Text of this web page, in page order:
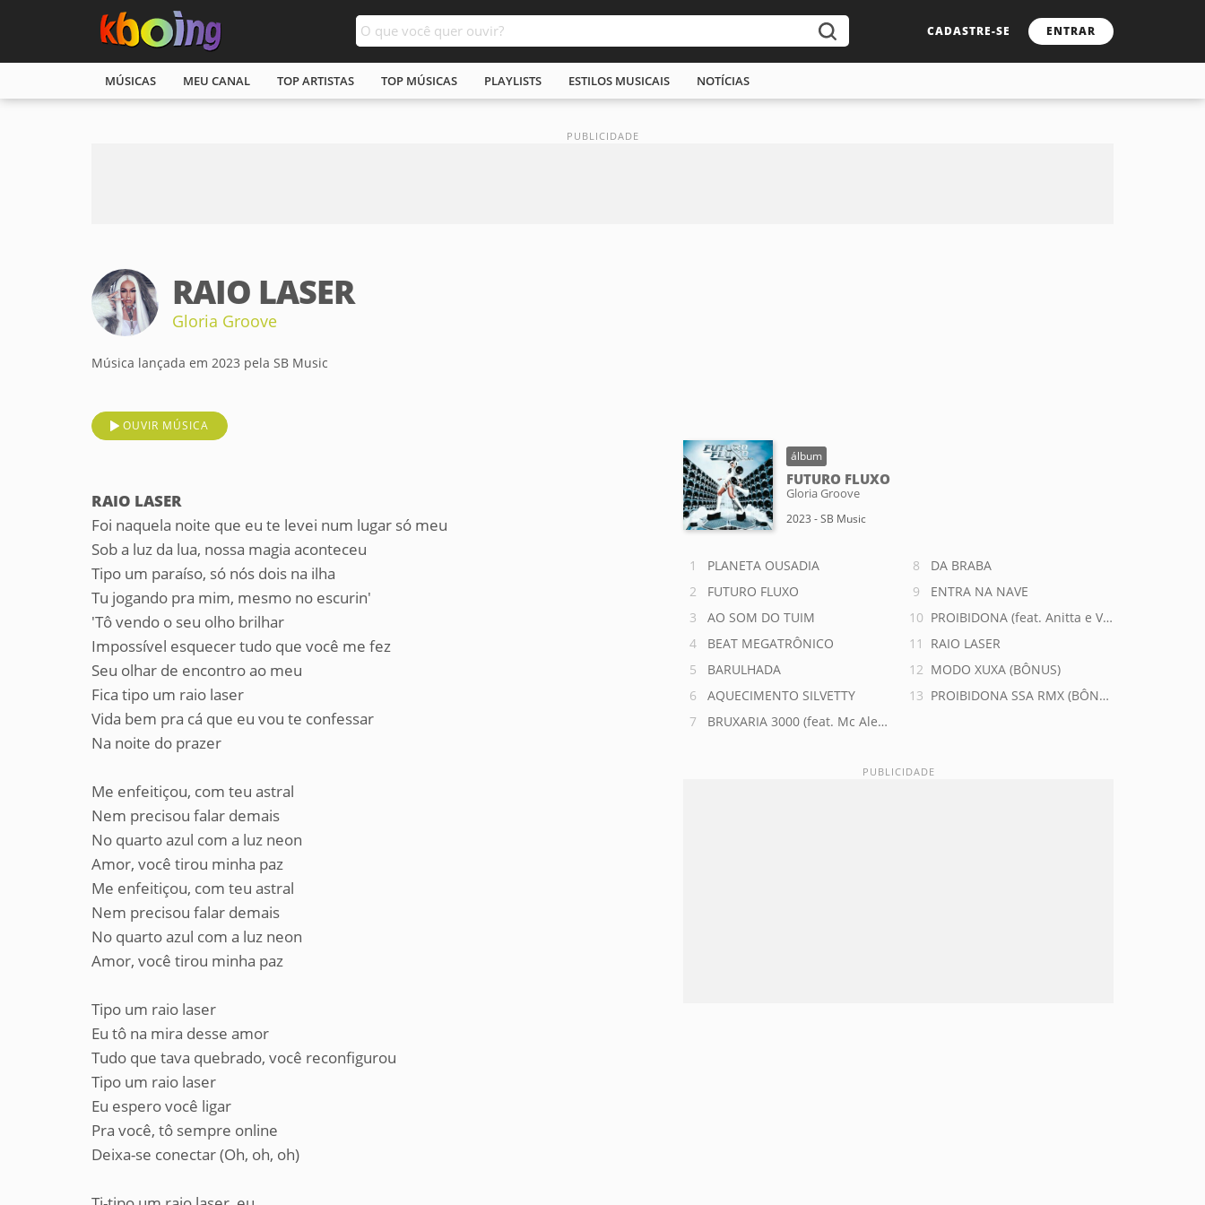
CADASTRE-SE ENTRAR
MÚSICAS MEU CANAL TOP ARTISTAS TOP MÚSICAS PLAYLISTS ESTILOS MUSICAIS NOTÍCIAS
RAIO LASER
Gloria Groove
Música lançada em 2023 pela SB Music
OUVIR MÚSICA
RAIO LASER
Foi naquela noite que eu te levei num lugar só meu
Sob a luz da lua, nossa magia aconteceu
Tipo um paraíso, só nós dois na ilha
Tu jogando pra mim, mesmo no escurin'
'Tô vendo o seu olho brilhar
Impossível esquecer tudo que você me fez
Seu olhar de encontro ao meu
Fica tipo um raio laser
Vida bem pra cá que eu vou te confessar
Na noite do prazer
Me enfeitiçou, com teu astral
Nem precisou falar demais
No quarto azul com a luz neon
Amor, você tirou minha paz
Me enfeitiçou, com teu astral
Nem precisou falar demais
No quarto azul com a luz neon
Amor, você tirou minha paz
Tipo um raio laser
Eu tô na mira desse amor
Tudo que tava quebrado, você reconfigurou
Tipo um raio laser
Eu espero você ligar
Pra você, tô sempre online
Deixa-se conectar (Oh, oh, oh)
álbum
FUTURO FLUXO
Gloria Groove
2023 - SB Music
PLANETA OUSADIA
FUTURO FLUXO
AO SOM DO TUIM
BEAT MEGATRÔNICO
BARULHADA
AQUECIMENTO SILVETTY
BRUXARIA 3000 (feat. Mc Aleff e Yure IDD)
DA BRABA
ENTRA NA NAVE
PROIBIDONA (feat. Anitta e Valesca
RAIO LASER
MODO XUXA (BÔNUS)
PROIBIDONA SSA RMX (BÔNUS)